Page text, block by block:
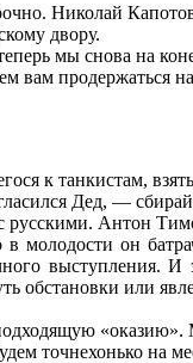
Николай
двору.
мы снова на
продержаться
к танкистам,
Дед, —
Антон
в молодости он
выступления.
обстановки или
«оказию».
точнехонько на